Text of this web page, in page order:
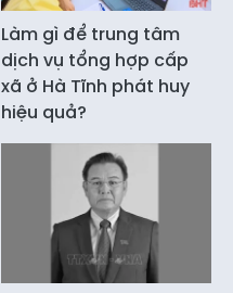
Làm gì để trung tâm
dịch vụ tổng hợp cấp
xã ở Hà Tĩnh phát huy
hiệu quả?